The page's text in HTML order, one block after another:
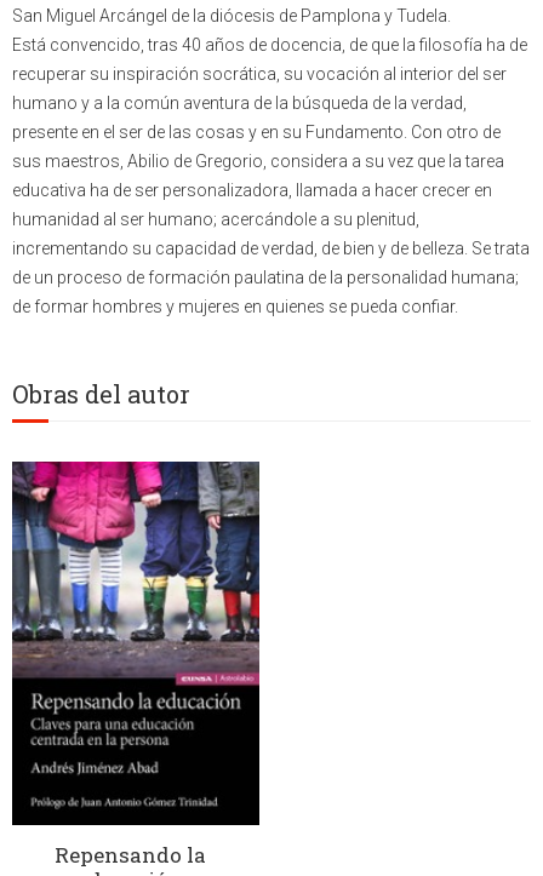
San Miguel Arcángel de la diócesis de Pamplona y Tudela.
Está convencido, tras 40 años de docencia, de que la filosofía ha de
recuperar su inspiración socrática, su vocación al interior del ser
humano y a la común aventura de la búsqueda de la verdad,
presente en el ser de las cosas y en su Fundamento. Con otro de
sus maestros, Abilio de Gregorio, considera a su vez que la tarea
educativa ha de ser personalizadora, llamada a hacer crecer en
humanidad al ser humano; acercándole a su plenitud,
incrementando su capacidad de verdad, de bien y de belleza. Se trata
de un proceso de formación paulatina de la personalidad humana;
de formar hombres y mujeres en quienes se pueda confiar.
Obras del autor
Repensando la